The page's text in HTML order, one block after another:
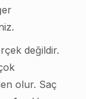
değildir.
olur. Saç